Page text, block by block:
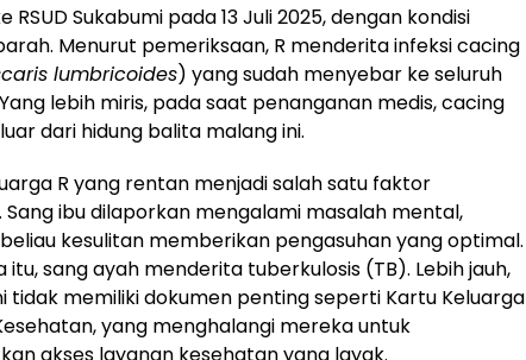
RSUD Sukabumi pada 13 Juli 2025, dengan kondisi
Menurut pemeriksaan, R menderita infeksi cacing
lumbricoides) yang sudah menyebar ke seluruh
lebih miris, pada saat penanganan medis, cacing
dari hidung balita malang ini.
R yang rentan menjadi salah satu faktor
ibu dilaporkan mengalami masalah mental,
kesulitan memberikan pengasuhan yang optimal.
itu, sang ayah menderita tuberkulosis (TB). Lebih jauh,
tidak memiliki dokumen penting seperti Kartu Keluarga
yang menghalangi mereka untuk